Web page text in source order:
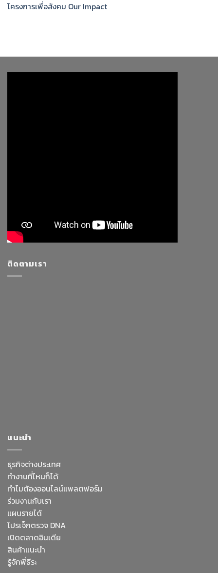
โครงการเพื่อสังคม Our Impact
ติดตามเรา
แนะนำ
ธุรกิจต่างประเทศ
ทำงานที่ไหนก็ได้
ทำไมต้องออนไลน์แพลตฟอร์ม
ร่วมงานกับเรา
แผนรายได้
โปรเจ็กตรวจ DNA
เปิดตลาดอินเดีย
สินค้าแนะนำ
รู้จักพี่ธีระ